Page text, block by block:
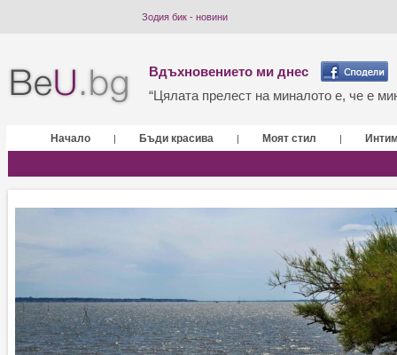
Зодия бик - новини
Вдъхновението ми днес
“Цялата прелест на миналото е, че е
Начало | Бъди красива | Моят стил |